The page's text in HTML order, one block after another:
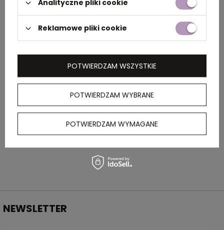
Rozmiar 9 x 2,9 x 1,5 cm
Metalowy brelok, który zawiera lampkę LED,
płaski i krzyżakowy śrubokręt, otwieracz do
butelek oraz nożyk.
NEWSLETTER
Analityczne pliki cookie
Reklamowe pliki cookie
POTWIERDZAM WYBRANE
POTWIERDZAM WYMAGANE
POTWIERDZAM WSZYSTKIE